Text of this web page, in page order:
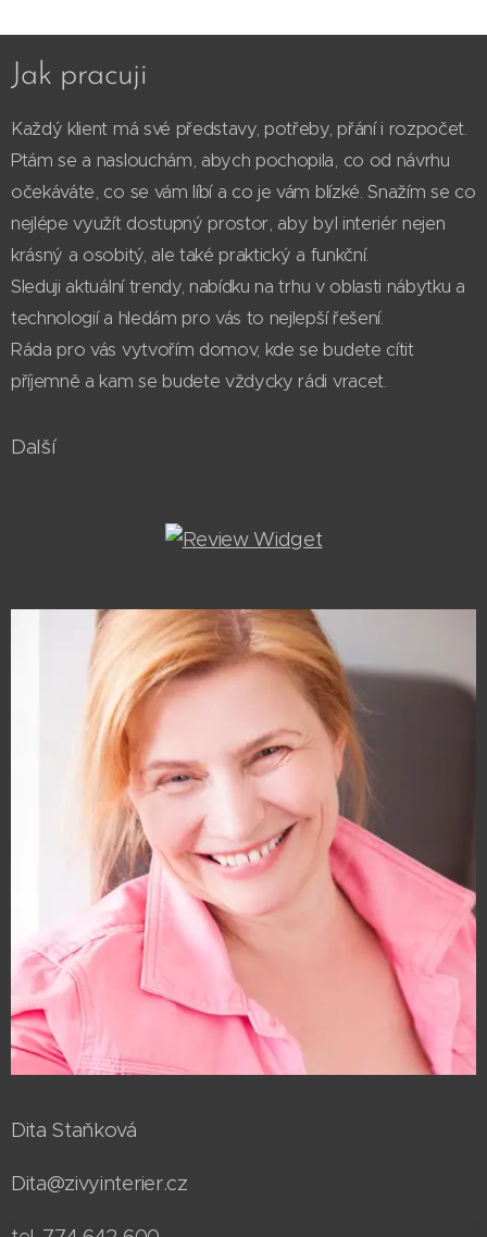
Jak pracuji
Každý klient má své představy, potřeby, přání i rozpočet.
Ptám se a naslouchám, abych pochopila, co od návrhu
očekáváte, co se vám líbí a co je vám blízké. Snažím se co
nejlépe využít dostupný prostor, aby byl interiér nejen
krásný a osobitý, ale také praktický a funkční.
Sleduji aktuální trendy, nabídku na trhu v oblasti nábytku a
technologií a hledám pro vás to nejlepší řešení.
Ráda pro vás vytvořím domov, kde se budete cítit
příjemně a kam se budete vždycky rádi vracet.
Další
Dita Staňková
Dita@zivyinterier.cz